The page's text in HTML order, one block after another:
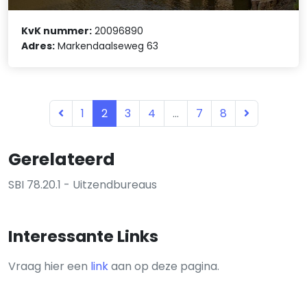
Gerelateerd
SBI 78.20.1 - Uitzendbureaus
Interessante Links
Vraag hier een linkaan op deze pagina.
KvK nummer: 20096890
Adres: Markendaalseweg 63
1 2 3 4 ... 7 8